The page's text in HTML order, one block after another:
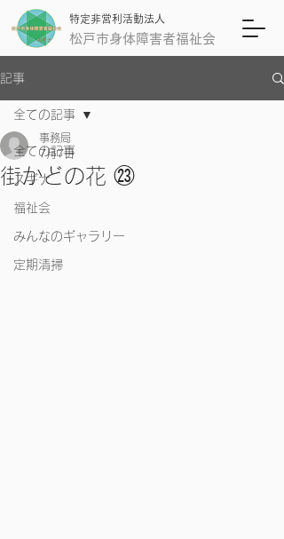
特定非営利活動法人
松戸市身体障害者福祉会
記事
全ての記事
スギナ
福祉会
みんなのギャラリー
定期清掃
全ての記事
街かどの花 ㉓
事務局
7月7日